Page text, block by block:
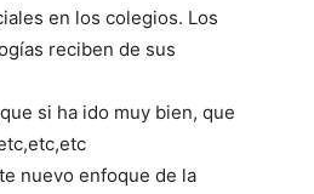
en los colegios. Los
reciben de sus
si ha ido muy bien, que
nuevo enfoque de la